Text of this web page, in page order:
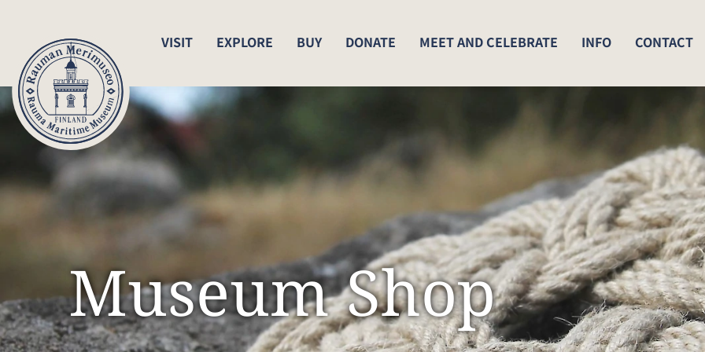
VISIT EXPLORE BUY DONATE MEET AND CELEBRATE INFO CONTACT
Museum Shop